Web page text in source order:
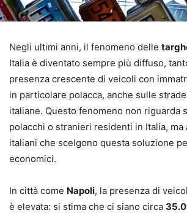
Negli ultimi anni, il fenomeno delle
Italia è diventato sempre più diffuso,
presenza crescente di veicoli con
in particolare polacca, anche sulle
italiane. Questo fenomeno non riguarda
polacchi o stranieri residenti in Italia, ma
italiani che scelgono questa soluzione
economici.
In città come Napoli, la presenza di
è elevata: si stima che ci siano circa